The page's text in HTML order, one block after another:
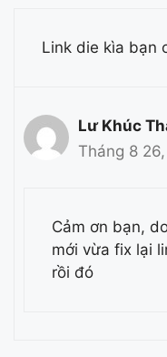
Link die kìa bạn
Lư Khúc
Tháng 8
Cảm ơn bạn,
mới vừa fix lại
rồi đó